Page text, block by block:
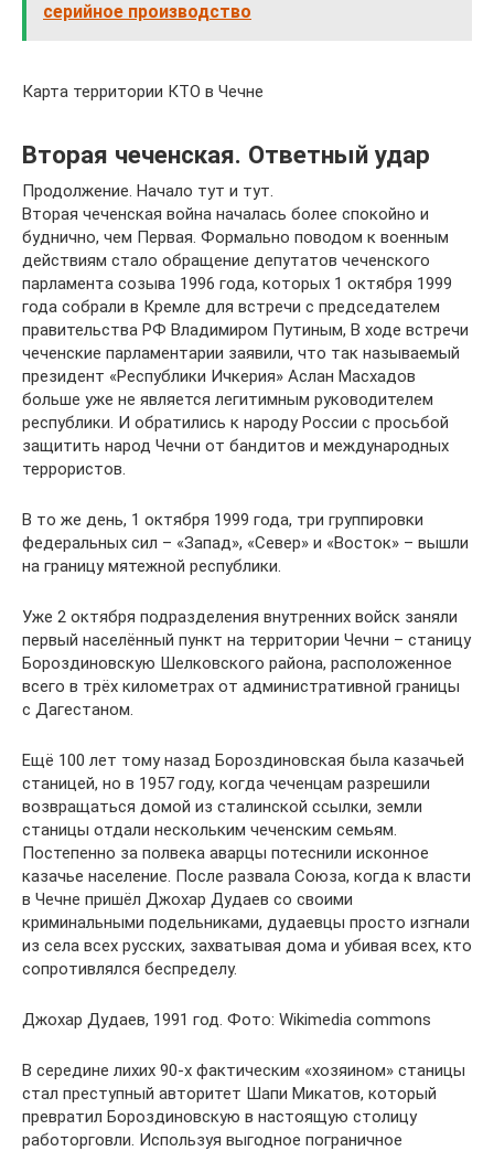
серийное производство
Карта территории КТО в Чечне
Вторая чеченская. Ответный удар
Продолжение. Начало тут и тут.
Вторая чеченская война началась более спокойно и
буднично, чем Первая. Формально поводом к военным
действиям стало обращение депутатов чеченского
парламента созыва 1996 года, которых 1 октября 1999
года собрали в Кремле для встречи с председателем
правительства РФ Владимиром Путиным, В ходе встречи
чеченские парламентарии заявили, что так называемый
президент «Республики Ичкерия» Аслан Масхадов
больше уже не является легитимным руководителем
республики. И обратились к народу России с просьбой
защитить народ Чечни от бандитов и международных
террористов.
В то же день, 1 октября 1999 года, три группировки
федеральных сил – «Запад», «Север» и «Восток» – вышли
на границу мятежной республики.
Уже 2 октября подразделения внутренних войск заняли
первый населённый пункт на территории Чечни – станицу
Бороздиновскую Шелковского района, расположенное
всего в трёх километрах от административной границы
с Дагестаном.
Ещё 100 лет тому назад Бороздиновская была казачьей
станицей, но в 1957 году, когда чеченцам разрешили
возвращаться домой из сталинской ссылки, земли
станицы отдали нескольким чеченским семьям.
Постепенно за полвека аварцы потеснили исконное
казачье население. После развала Союза, когда к власти
в Чечне пришёл Джохар Дудаев со своими
криминальными подельниками, дудаевцы просто изгнали
из села всех русских, захватывая дома и убивая всех, кто
сопротивлялся беспределу.
Джохар Дудаев, 1991 год. Фото: Wikimedia commons
В середине лихих 90-х фактическим «хозяином» станицы
стал преступный авторитет Шапи Микатов, который
превратил Бороздиновскую в настоящую столицу
работорговли. Используя выгодное пограничное